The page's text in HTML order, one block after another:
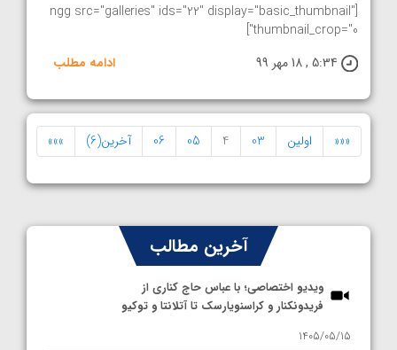
[ngg src="galleries" ids="22" display="basic_thumbnail"
thumbnail_crop="0"]
5:34 , 18 مهر 99
ادامه مطلب
««« اولین 03
4
05
06 آخرین(6) »»»
آخرین مطالب
ویدیو اختصاصی؛ با عباس حاج کناری از
فریدونکنار و کراسنویارسک تا آتلانتا و توکیو
1405/05/15